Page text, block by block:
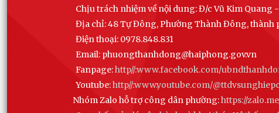
Chịu trách nhiệm về nội dung: Đ/c Vũ Kim
Địa chỉ: 48 Tự Đông, Phường Thành Đông, thành
Điện thoại: 0978.848.831
Email: phuongthanhdong@haiphong.gov.vn
Fanpage:http//:www.facebook.com/
Youtube:http//:www.youtube.com/
Nhóm Zalo hỗ trợ công dân phường:https://